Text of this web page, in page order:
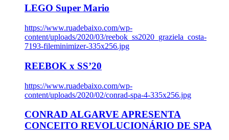
LEGO Super Mario
https://www.ruadebaixo.com/wp-
content/uploads/2020/03/reebok_ss2020_graziela_costa-
7193-fileminimizer-335x256.jpg
REEBOK x SS’20
https://www.ruadebaixo.com/wp-
content/uploads/2020/02/conrad-spa-4-335x256.jpg
CONRAD ALGARVE APRESENTA
CONCEITO REVOLUCIONÁRIO DE SPA